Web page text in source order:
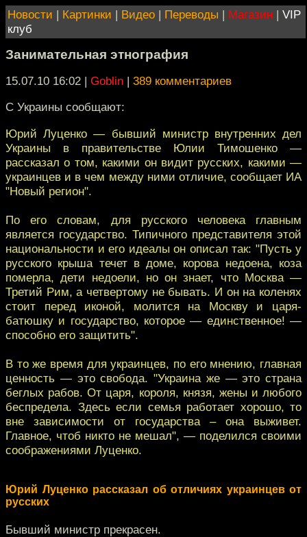
Новости | Картинки | Видео | Переводы | Магазин | VIP
клуб
Занимательная этнография
15.07.10 16:02 | Goblin | 389 комментариев
С Украины сообщают:
Юрий Луценко — бывший министр внутренних дел
Украины в правительстве Юлии Тимошенко —
рассказал о том, какими он видит русских, какими —
украинцев и в чем между ними отличие, сообщает ИА
"Новый регион".
По его словам, для русского человека главным
является государство. Типичного представителя этой
национальности и его идеалы он описал так: "Пусть у
русского крыша течет в доме, корова недоена, коза
померла, дети недоели, но он знает, что Москва —
Третий Рим, а четвертому не бывать. И он на коленях
стоит перед иконой, молится на Москву и царя-
батюшку и государство, которое — единственное! —
способно его защитить".
В то же время для украинцев, по его мнению, главная
ценность — это свобода. "Украина же — это страна
беглых рабов. От царя, короля, князя, жены и любого
беспредела. Здесь если семья работает хорошо, то
вне зависимости от государства – она выживет.
Главное, чтоб никто не мешал", — поделился своими
соображениями Луценко.
Юрий Луценко рассказал об отличиях украинцев от
русских
Бывший министр прекрасен.